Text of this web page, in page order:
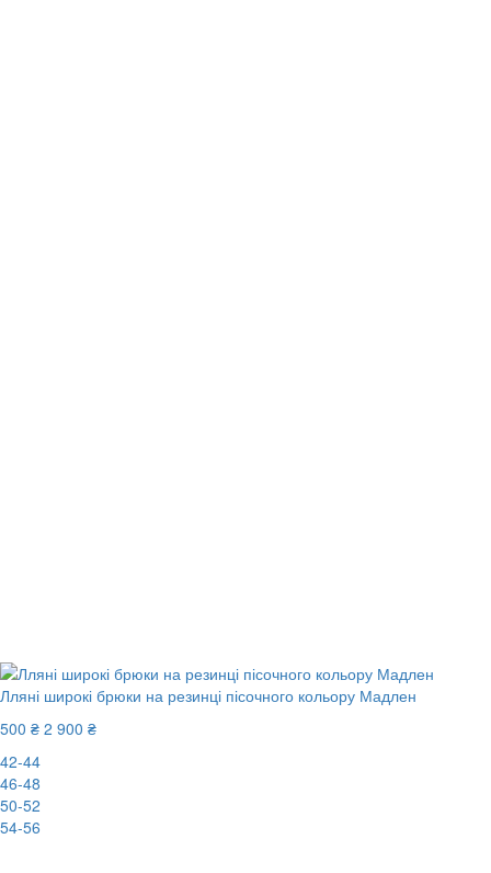
Лляні широкі брюки на резинці пісочного кольору Мадлен
500 ₴ 2 900 ₴
42-44
46-48
50-52
54-56